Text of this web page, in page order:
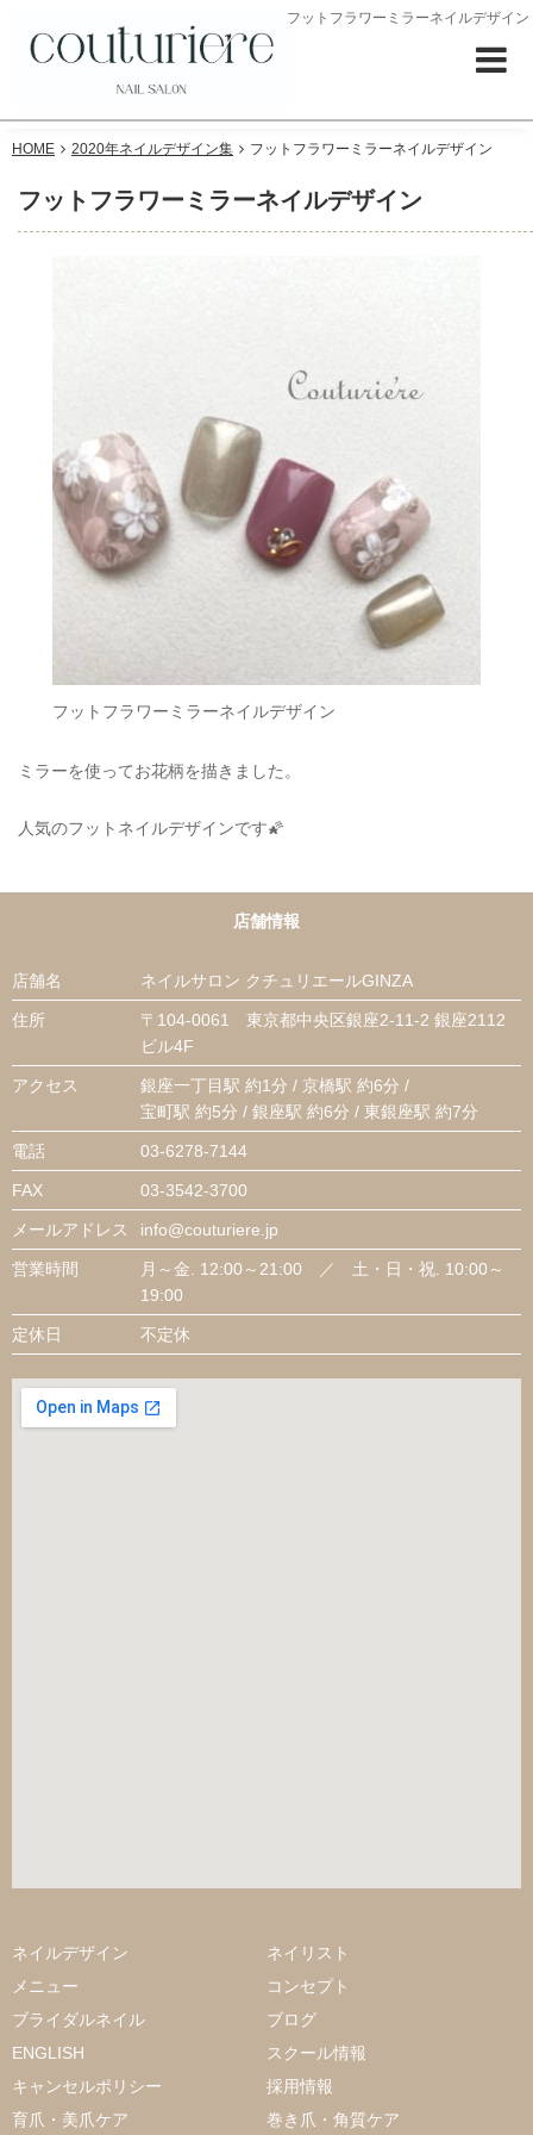
フットフラワーミラーネイルデザイン
HOME 2020年ネイルデザイン集 フットフラワーミラーネイルデザイン
フットフラワーミラーネイルデザイン
フットフラワーミラーネイルデザイン
ミラーを使ってお花柄を描きました。
人気のフットネイルデザインです🌠
店舗情報
店舗名 ネイルサロン クチュリエールGINZA
住所
〒104-0061 東京都中央区銀座2-11-2 銀座2112
ビル4F
アクセス
銀座一丁目駅 約1分 / 京橋駅 約6分 /
宝町駅 約5分 / 銀座駅 約6分 / 東銀座駅 約7分
電話 03-6278-7144
FAX 03-3542-3700
メールアドレス info@couturiere.jp
営業時間
月～金. 12:00～21:00 ／ 土・日・祝. 10:00～
19:00
定休日 不定休
ネイルデザイン
ネイリスト
メニュー
コンセプト
ブライダルネイル
ブログ
ENGLISH
スクール情報
キャンセルポリシー
採用情報
育爪・美爪ケア
巻き爪・角質ケア